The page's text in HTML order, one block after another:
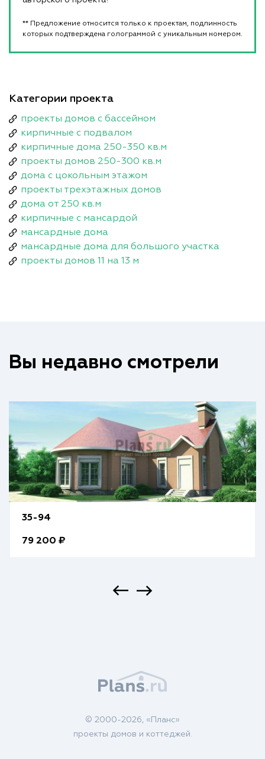
** Предложение относится только к проектам, подлинность
которых подтверждена голограммой с уникальным номером.
Категории проекта
проекты домов с бассейном
кирпичные с подвалом
кирпичные дома 250-350 кв.м
проекты домов 250-300 кв.м
дома с цокольным этажом
проекты трехэтажных домов
дома от 250 кв.м
кирпичные с мансардой
мансардные дома
мансардные дома для большого участка
проекты домов 11 на 13 м
Вы недавно смотрели
35-94
79 200 ₽
© 2000-2026, «Планс»
проекты домов и коттеджей.